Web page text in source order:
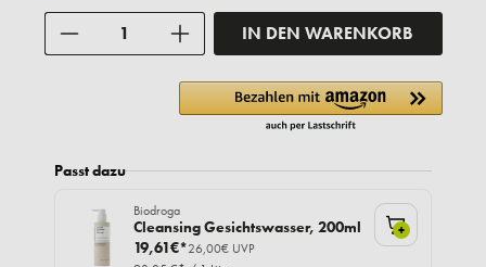
IN DEN WARENKORB
Passt dazu
Biodroga
Cleansing Gesichtswasser, 200ml
19,61€*26,00€ UVP
+